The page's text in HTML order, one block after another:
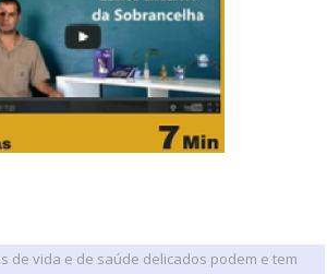
de vida e de saúde delicados podem e tem